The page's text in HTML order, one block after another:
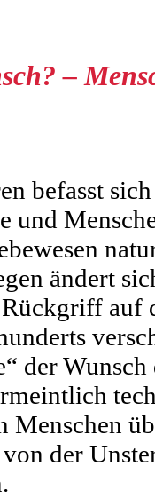
–
befasst
und
ändert
der
Menschen
von der